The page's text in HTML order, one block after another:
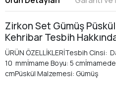
Zirkon Set Gümüş
Kehribar Tesbih
ÜRÜN ÖZELLİKLERİTesbih Cinsi:
10 mmİmame Boyu: 5
cmPüskül Malzemesi: Gümüş